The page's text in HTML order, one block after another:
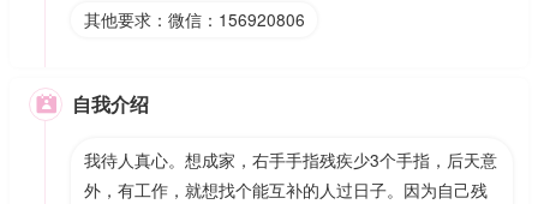
其他要求：微信：156920806
 自我介绍
我待人真心。想成家，右手手指残疾少3个手指，后天意
外，有工作，就想找个能互补的人过日子。因为自己残